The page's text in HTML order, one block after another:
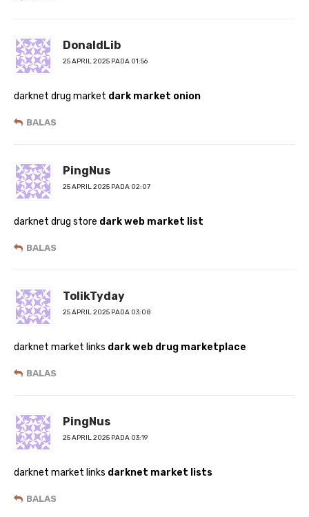
DonaldLib
25 APRIL 2025 PADA 01:56
darknet drug market dark market onion
BALAS
PingNus
25 APRIL 2025 PADA 02:07
darknet drug store dark web market list
BALAS
TolikTyday
25 APRIL 2025 PADA 03:08
darknet market links dark web drug marketplace
BALAS
PingNus
25 APRIL 2025 PADA 03:19
darknet market links darknet market lists
BALAS